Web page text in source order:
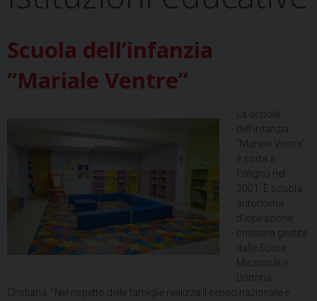
Scuola dell’infanzia
“Mariale Ventre”
La scuola
dell’infanzia
“Mariele Ventre”
è sorta a
Foligno nel
2001. È scuola
autonoma
d’ispirazione
cristiana gestita
dalle Suore
Missionarie
Dottrina
Cristiana. “Nel rispetto delle famiglie realizza il senso nazionale e